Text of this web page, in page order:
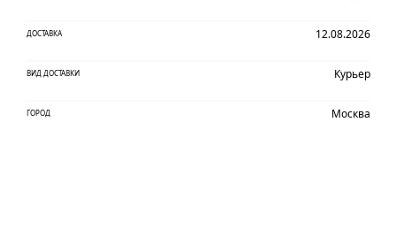
ДОСТАВКА 12.08.2026
ВИД ДОСТАВКИ Курьер
ГОРОД Москва